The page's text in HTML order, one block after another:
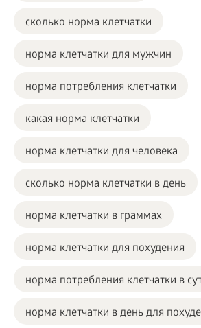
сколько норма клетчатки
норма клетчатки для мужчин
норма потребления клетчатки
какая норма клетчатки
норма клетчатки для человека
сколько норма клетчатки в день
норма клетчатки в граммах
норма клетчатки для похудения
норма потребления клетчатки в
норма клетчатки в день для